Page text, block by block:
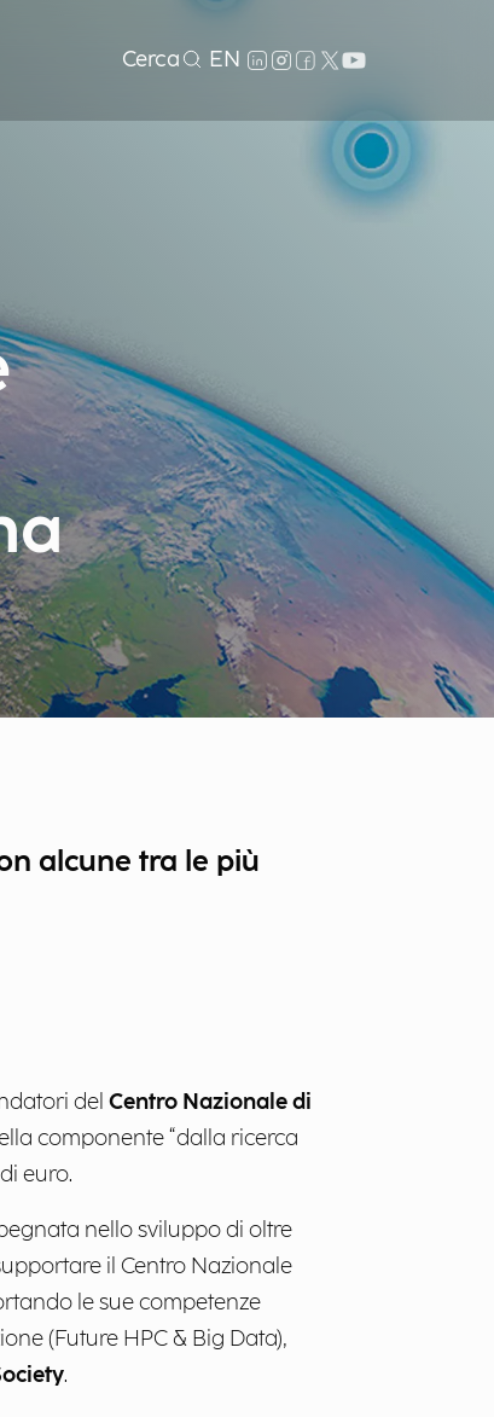
Cerca EN
alcune tra le più
del Centro Nazionale di
componente “dalla ricerca
euro.
nello sviluppo di oltre
il Centro Nazionale
le sue competenze
(Future HPC & Big Data),
.